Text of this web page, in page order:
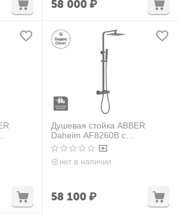
58 000₽
Душевая стойка ABBER
Daheim AF8260B с
термостатом без излива,
черная матовая
нет в наличии
58 100₽